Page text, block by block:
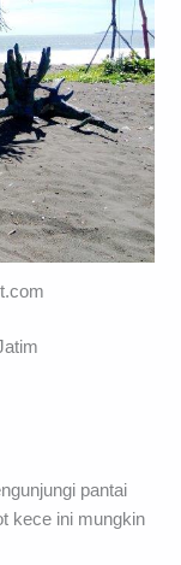
pantai
kece ini mungkin